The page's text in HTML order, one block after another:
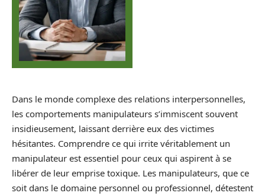
Dans le monde complexe des relations interpersonnelles,
les comportements manipulateurs s’immiscent souvent
insidieusement, laissant derrière eux des victimes
hésitantes. Comprendre ce qui irrite véritablement un
manipulateur est essentiel pour ceux qui aspirent à se
libérer de leur emprise toxique. Les manipulateurs, que ce
soit dans le domaine personnel ou professionnel, détestent